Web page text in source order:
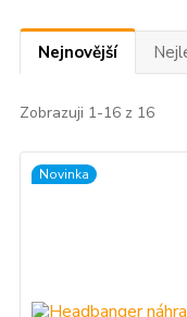
Nejnovější
Zobrazuji 1-16 z 16
Novinka